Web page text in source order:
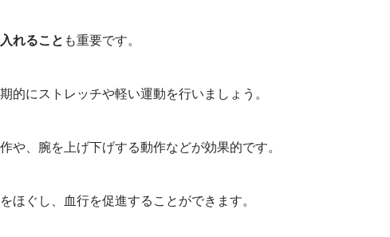
れること も重要です。
的にストレッチや軽い運動を行いましょう。
や、腕を上げ下げする動作などが効果的です。
ほぐし、血行を促進することができます。